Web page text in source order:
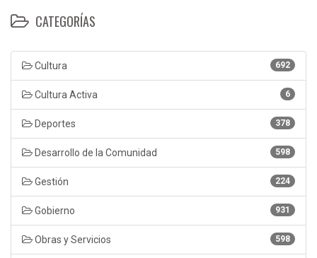
CATEGORÍAS
692
Cultura
6
Cultura Activa
378
Deportes
598
Desarrollo de la Comunidad
224
Gestión
931
Gobierno
598
Obras y Servicios